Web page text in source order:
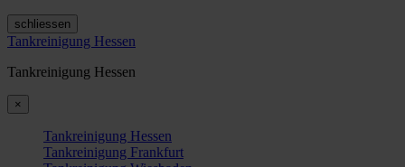
schliessen
Tankreinigung Hessen
Tankreinigung Hessen
×
Tankreinigung Hessen
Tankreinigung Frankfurt